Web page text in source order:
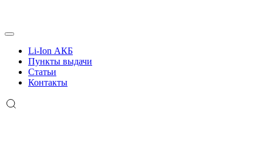
Li-Ion АКБ
Пункты выдачи
Статьи
Контакты